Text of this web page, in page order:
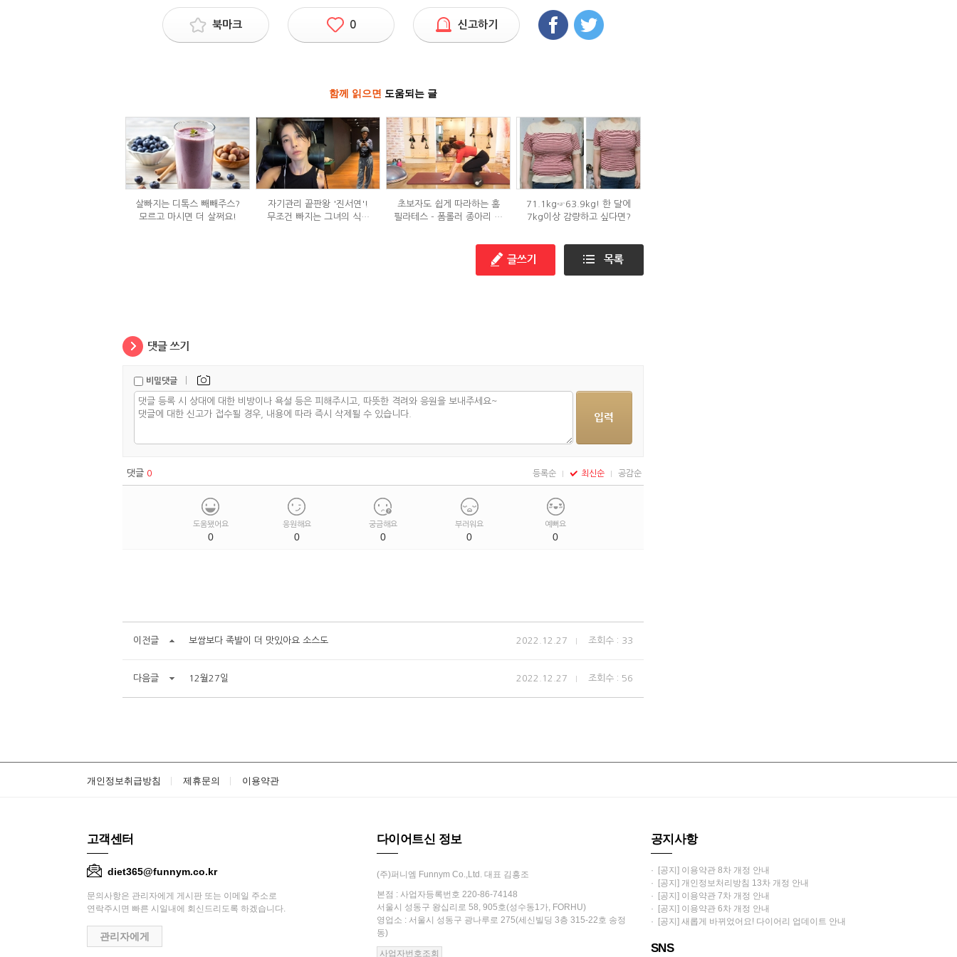
북마크 0 신고하기
함께 읽으면 도움되는 글
살빠지는 디톡스 빼빼주스?
모르고 마시면 더 살쩌요!
자기관리 끝판왕 '진서연'!
무조건 빠지는 그녀의 식단
초보자도 쉽게 따라하는 홈
필라테스 - 폼롤러 종아리 알
71.1kg☞63.9kg! 한 달에
7kg이상 감량하고 싶다면?
비밀댓글 |
댓글 0 등록순 최신순 공감순
도움됐어요
0
응원해요
0
궁금해요
0
부러워요
0
예뻐요
0
이전글 보쌈보다 족발이 더 맛있아요 소스도 2022.12.27 조회수 : 33
다음글 12월27일 2022.12.27 조회수 : 56
개인정보취급방침 제휴문의 이용약관
고객센터
diet365@funnym.co.kr
문의사항은 관리자에게 게시판 또는 이메일 주소로
연락주시면 빠른 시일내에 회신드리도록 하겠습니다.
관리자에게
다이어트신 정보
(주)퍼니엠 Funnym Co.,Ltd. 대표 김흥조
본점 : 사업자등록번호 220-86-74148
서울시 성동구 왕십리로 58, 905호(성수동1가, FORHU)
영업소 : 서울시 성동구 광나루로 275(세신빌딩 3층 315-22호 송정
동)
사업자번호조회
공지사항
· [공지] 이용약관 8차 개정 안내
· [공지] 개인정보처리방침 13차 개정 안내
· [공지] 이용약관 7차 개정 안내
· [공지] 이용약관 6차 개정 안내
· [공지] 새롭게 바뀌었어요! 다이어리 업데이트 안내
SNS